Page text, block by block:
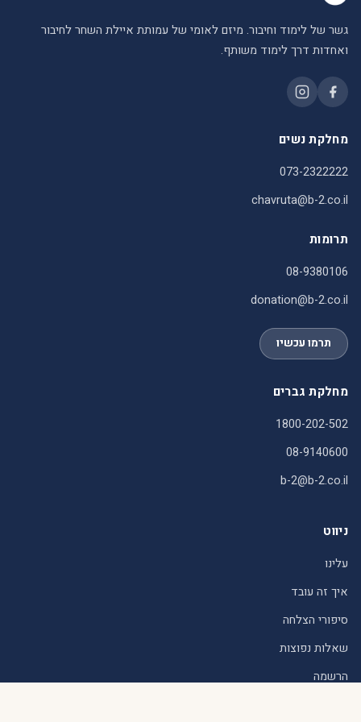
גשר של לימוד וחיבור. מיזם לאומי של עמותת איילת השחר לחיבור
ואחדות דרך לימוד משותף.
מחלקת נשים
073-2322222
chavruta@b-2.co.il
תרומות
08-9380106
donation@b-2.co.il
תרמו עכשיו
מחלקת גברים
1800-202-502
08-9140600
b-2@b-2.co.il
ניווט
עלינו
איך זה עובד
סיפורי הצלחה
שאלות נפוצות
הרשמה